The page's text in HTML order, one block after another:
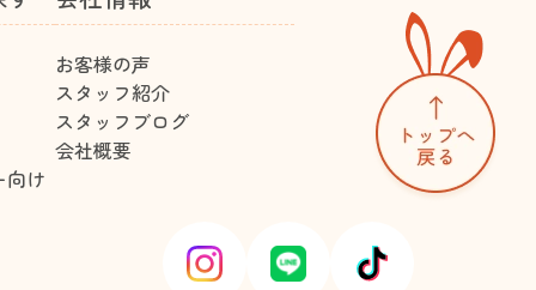
向け
お客様の声
スタッフ紹介
スタッフブログ
会社概要